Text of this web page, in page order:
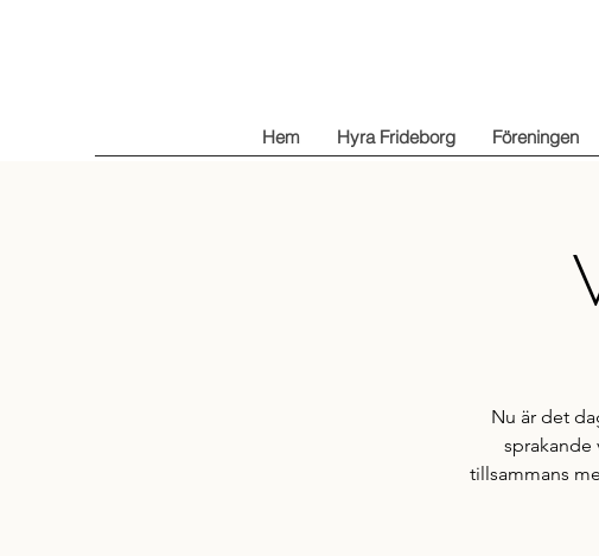
Hem Hyra Frideborg Föreningen
Nu är det
sprakande
tillsammans